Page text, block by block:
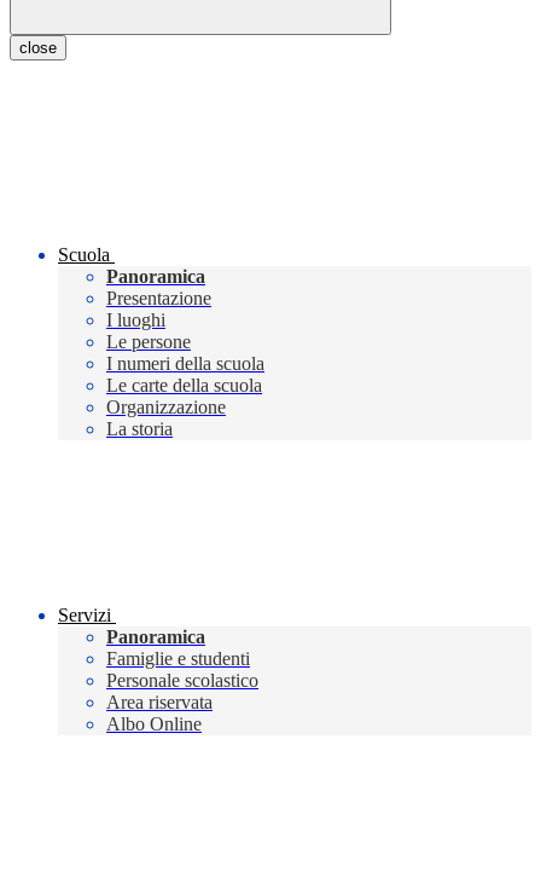
close
Scuola
Panoramica
Presentazione
I luoghi
Le persone
I numeri della scuola
Le carte della scuola
Organizzazione
La storia
Servizi
Panoramica
Famiglie e studenti
Personale scolastico
Area riservata
Albo Online